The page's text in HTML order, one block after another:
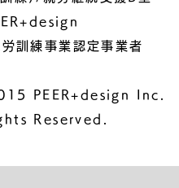
訓練事業認定事業者
PEER+design Inc.
Reserved.